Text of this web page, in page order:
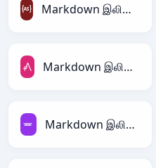
Markdown இலிருந்து ActionScript
Markdown இலிருந்து AsciiDoc
Markdown இலிருந்து Avro